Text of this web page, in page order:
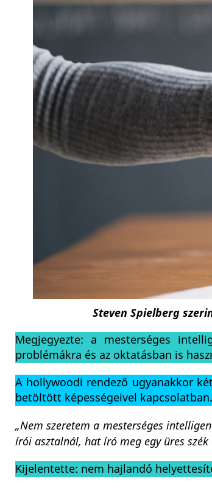
Steven Spielberg
Megjegyezte: a mesterséges
problémákra és az oktatásban is
A hollywoodi rendező ugyanakkor
betöltött képességeivel kapcsolatban.
„Nem szeretem a mesterséges
írói asztalnál, hat író meg egy üres
Kijelentette: nem hajlandó